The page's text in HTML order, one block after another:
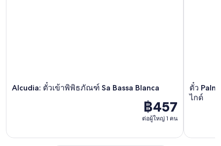
Alcudia: ตั๋วเข้าพิพิธภัณฑ์ Sa Bassa Blanca
฿457
ต่อผู้ใหญ่ 1 คน
ตั๋ว
ไกด์